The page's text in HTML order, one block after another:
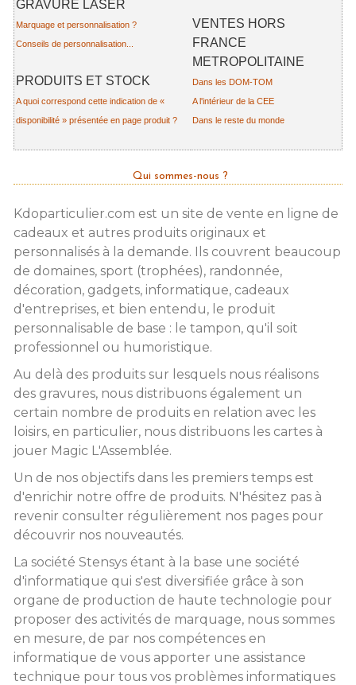
GRAVURE LASER
Marquage et personnalisation ?
Conseils de personnalisation...
PRODUITS ET STOCK
A quoi correspond cette indication de «
disponibilité » présentée en page produit ?
VENTES HORS
FRANCE
METROPOLITAINE
Dans les DOM-TOM
A l'intérieur de la CEE
Dans le reste du monde
Qui sommes-nous ?
Kdoparticulier.com est un site de vente en ligne de
cadeaux et autres produits originaux et
personnalisés à la demande. Ils couvrent beaucoup
de domaines, sport (trophées), randonnée,
décoration, gadgets, informatique, cadeaux
d'entreprises, et bien entendu, le produit
personnalisable de base : le tampon, qu'il soit
professionnel ou humoristique.
Au delà des produits sur lesquels nous réalisons
des gravures, nous distribuons également un
certain nombre de produits en relation avec les
loisirs, en particulier, nous distribuons les cartes à
jouer Magic L'Assemblée.
Un de nos objectifs dans les premiers temps est
d'enrichir notre offre de produits. N'hésitez pas à
revenir consulter régulièrement nos pages pour
découvrir nos nouveautés.
La société Stensys étant à la base une société
d'informatique qui s'est diversifiée grâce à son
organe de production de haute technologie pour
proposer des activités de marquage, nous sommes
en mesure, de par nos compétences en
informatique de vous apporter une assistance
technique pour tous vos problèmes informatiques